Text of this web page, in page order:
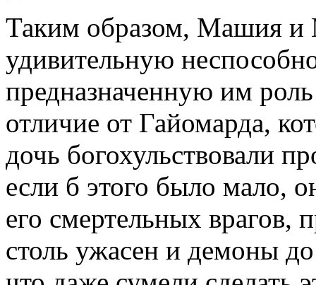
Таким образом, Машия
удивительную
предназначенную им
отличие от Гайомарда,
дочь богохульствовали
если б этого было мало,
его смертельных врагов,
столь ужасен и демоны